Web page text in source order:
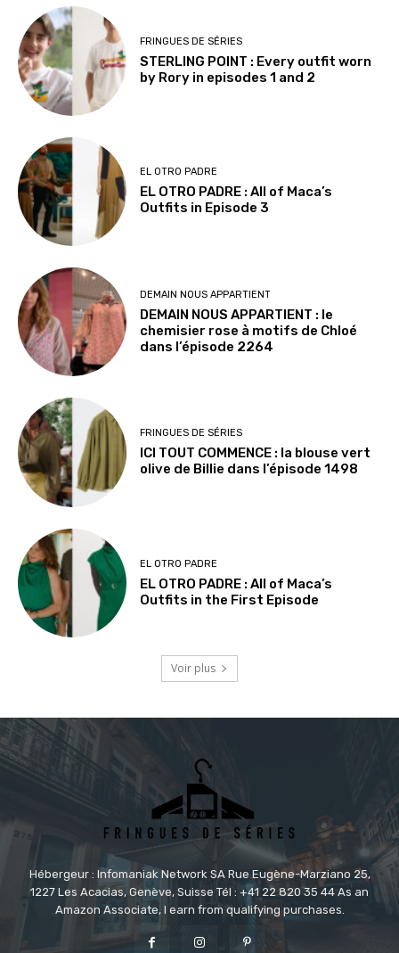
FRINGUES DE SÉRIES
STERLING POINT : Every outfit worn
by Rory in episodes 1 and 2
EL OTRO PADRE
EL OTRO PADRE : All of Maca’s
Outfits in Episode 3
DEMAIN NOUS APPARTIENT
DEMAIN NOUS APPARTIENT : le
chemisier rose à motifs de Chloé
dans l’épisode 2264
FRINGUES DE SÉRIES
ICI TOUT COMMENCE : la blouse vert
olive de Billie dans l’épisode 1498
EL OTRO PADRE
EL OTRO PADRE : All of Maca’s
Outfits in the First Episode
Voir plus
Hébergeur : Infomaniak Network SA Rue Eugène-Marziano 25,
1227 Les Acacias, Genève, Suisse Tél : +41 22 820 35 44 As an
Amazon Associate, I earn from qualifying purchases.